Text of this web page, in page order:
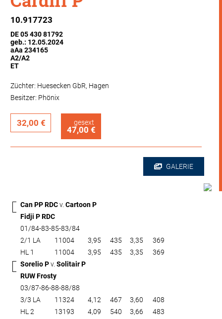
10.917723
DE 05 430 81792
geb.: 12.05.2024
aAa 234165
A2/A2
ET
Züchter: Huesecken GbR, Hagen
Besitzer: Phönix
32,00 € gesext
47,00 €
GALERIE
Can PP RDCv. Cartoon P
Fidji P RDC
01/84-83-85-83/84
2/1 LA
11004 3,95 435 3,35
369
HL 1
11004 3,95 435 3,35
369
Sorelio Pv. Solitair P
RUW Frosty
03/87-86-88-88/88
3/3 LA
11324 4,12 467 3,60
408
HL 2
13193 4,09 540 3,66
483